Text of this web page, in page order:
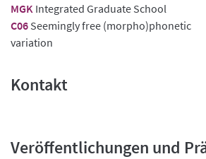
MGK Integrated Graduate School
C06 Seemingly free (morpho)phonetic
variation
Kontakt
Veröffentlichungen und